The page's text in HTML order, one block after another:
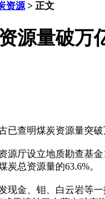
资源 > 正文
源量破万
查明煤炭资源量突破
设立地质勘查基金
总资源量的63.6%。
金、钼、白云岩等一